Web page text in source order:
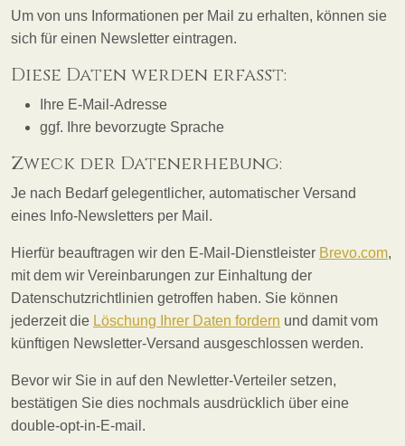
Um von uns Informationen per Mail zu erhalten, können sie
sich für einen Newsletter eintragen.
Diese Daten werden erfasst:
Ihre E-Mail-Adresse
ggf. Ihre bevorzugte Sprache
Zweck der Datenerhebung:
Je nach Bedarf gelegentlicher, automatischer Versand
eines Info-Newsletters per Mail.
Hierfür beauftragen wir den E-Mail-Dienstleister Brevo.com,
mit dem wir Vereinbarungen zur Einhaltung der
Datenschutzrichtlinien getroffen haben. Sie können
jederzeit die Löschung Ihrer Daten fordern und damit vom
künftigen Newsletter-Versand ausgeschlossen werden.
Bevor wir Sie in auf den Newletter-Verteiler setzen,
bestätigen Sie dies nochmals ausdrücklich über eine
double-opt-in-E-mail.